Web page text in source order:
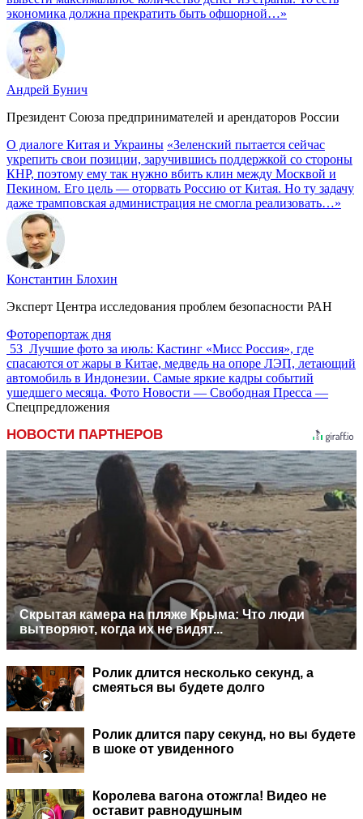
экономика должна прекратить быть офшорной…»
Андрей Бунич
Президент Союза предпринимателей и арендаторов России
О диалоге Китая и Украины «Зеленский пытается сейчас
укрепить свои позиции, заручившись поддержкой со стороны
КНР, поэтому ему так нужно вбить клин между Москвой и
Пекином. Его цель — оторвать Россию от Китая. Но ту задачу
даже трамповская администрация не смогла реализовать…»
Константин Блохин
Эксперт Центра исследования проблем безопасности РАН
Фоторепортаж дня
53 Лучшие фото за июль: Кастинг «Мисс Россия», где
спасаются от жары в Китае, медведь на опоре ЛЭП, летающий
автомобиль в Индонезии. Самые яркие кадры событий
ушедшего месяца. Фото Новости — Свободная Пресса —
Спецпредложения
НОВОСТИ ПАРТНЕРОВ
Скрытая камера на пляже Крыма: Что люди
вытворяют, когда их не видят...
Ролик длится несколько секунд, а
смеяться вы будете долго
Ролик длится пару секунд, но вы будете
в шоке от увиденного
Королева вагона отожгла! Видео не
оставит равнодушным